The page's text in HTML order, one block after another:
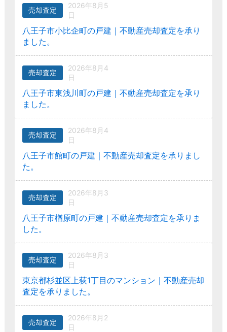
売却査定
2026年8月5
日
八王子市小比企町の戸建｜不動産売却査定を承り
ました。
売却査定
2026年8月4
日
八王子市東浅川町の戸建｜不動産売却査定を承り
ました。
売却査定
2026年8月4
日
八王子市館町の戸建｜不動産売却査定を承りまし
た。
売却査定
2026年8月3
日
八王子市楢原町の戸建｜不動産売却査定を承りま
した。
売却査定
2026年8月3
日
東京都杉並区上荻1丁目のマンション｜不動産売却
査定を承りました。
売却査定
2026年8月2
日